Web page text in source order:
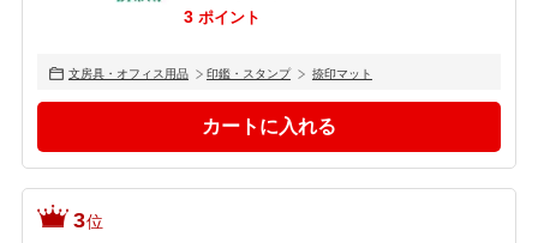
3 ポイント
文房具・オフィス用品 印鑑・スタンプ 捺印マット
3位